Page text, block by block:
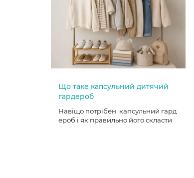
Що таке капсульний дитячий
гардероб
Навіщо потрібен капсульний гард
ероб і як правильно його скласти